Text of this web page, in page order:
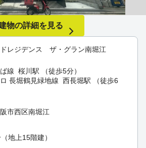
レジデンス ザ・グラン南堀江
線 桜川駅 （徒歩5分）
長堀鶴見緑地線 西長堀駅 （徒歩6
市西区南堀江
地上15階建）
物の詳細を見る